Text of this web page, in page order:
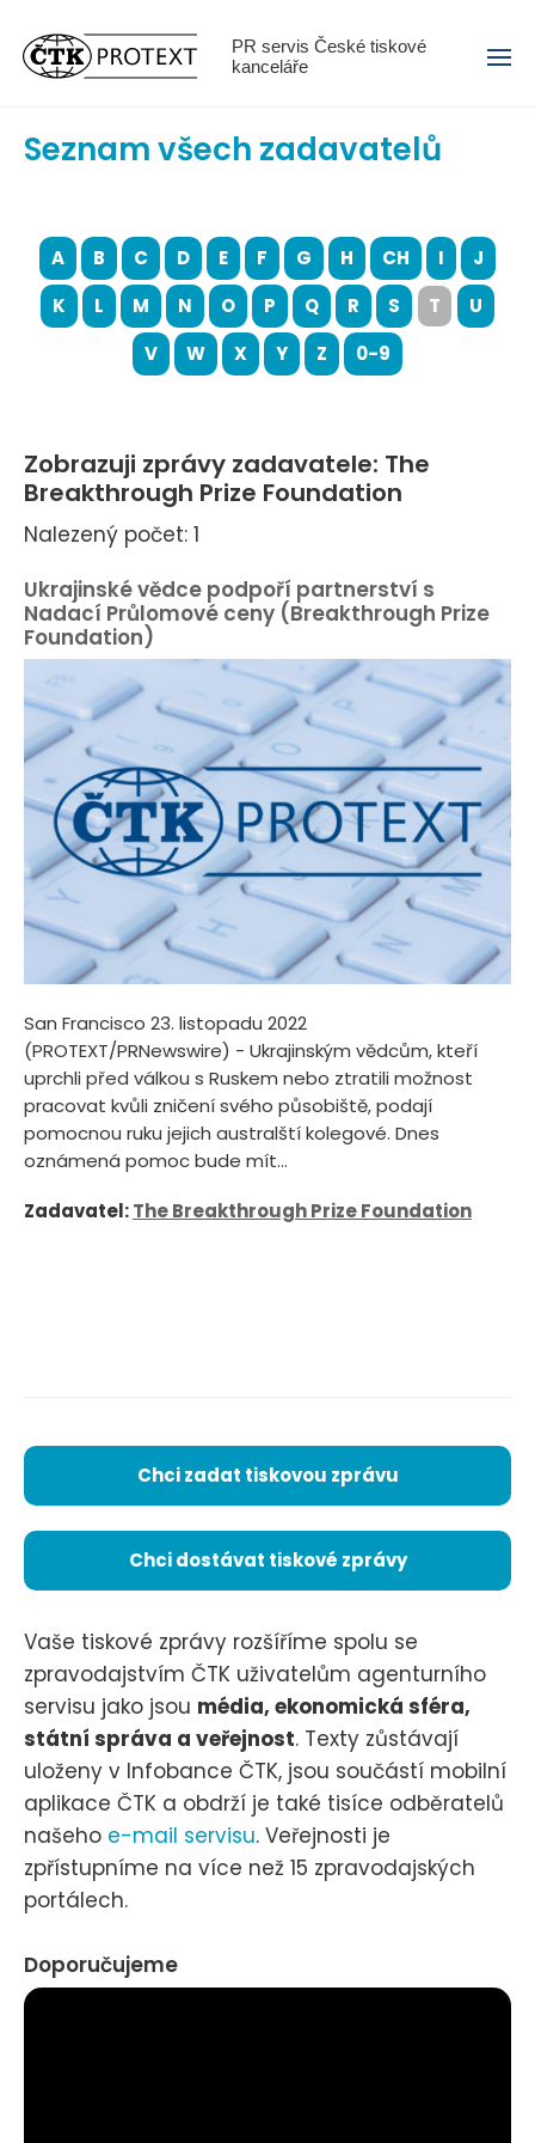
PR servis České tiskové
kanceláře
Menu
Seznam všech zadavatelů
A B C D E F G H CH I
J
K
L M N O P Q R S T
U
V
W X Y Z 0-9
Zobrazuji zprávy zadavatele: The
Breakthrough Prize Foundation
Nalezený počet: 1
Ukrajinské vědce podpoří partnerství s
Nadací Průlomové ceny (Breakthrough Prize
Foundation)
San Francisco 23. listopadu 2022
(PROTEXT/PRNewswire) - Ukrajinským vědcům, kteří
uprchli před válkou s Ruskem nebo ztratili možnost
pracovat kvůli zničení svého působiště, podají
pomocnou ruku jejich australští kolegové. Dnes
oznámená pomoc bude mít...
Zadavatel:The Breakthrough Prize Foundation
Chci zadat tiskovou zprávu
Chci dostávat tiskové zprávy
Vaše tiskové zprávy rozšíříme spolu se
zpravodajstvím ČTK uživatelům agenturního
servisu jako jsou média, ekonomická sféra,
státní správa a veřejnost. Texty zůstávají
uloženy v Infobance ČTK, jsou součástí mobilní
aplikace ČTK a obdrží je také tisíce odběratelů
našeho e-mail servisu. Veřejnosti je
zpřístupníme na více než 15 zpravodajských
portálech.
Doporučujeme